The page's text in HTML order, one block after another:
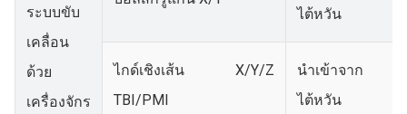
ระบบขับ
เคลื่อน
ด้วย
เครื่องจักร
ไต้หวัน
ไกด์เชิงเส้น X/Y/Z
TBI/PMI
นำเข้าจาก
ไต้หวัน